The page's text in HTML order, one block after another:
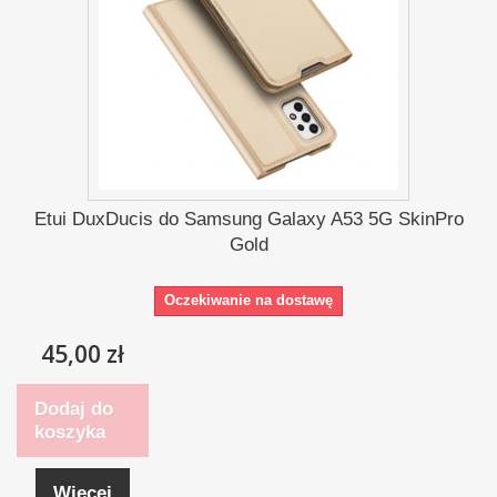
Etui DuxDucis do Samsung Galaxy A53 5G SkinPro
Gold
Oczekiwanie na dostawę
45,00 zł
Dodaj do
koszyka